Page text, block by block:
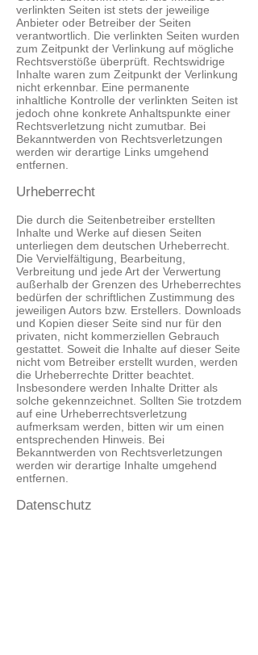
verlinkten Seiten ist stets der jeweilige
Anbieter oder Betreiber der Seiten
verantwortlich. Die verlinkten Seiten wurden
zum Zeitpunkt der Verlinkung auf mögliche
Rechtsverstöße überprüft. Rechtswidrige
Inhalte waren zum Zeitpunkt der Verlinkung
nicht erkennbar. Eine permanente
inhaltliche Kontrolle der verlinkten Seiten ist
jedoch ohne konkrete Anhaltspunkte einer
Rechtsverletzung nicht zumutbar. Bei
Bekanntwerden von Rechtsverletzungen
werden wir derartige Links umgehend
entfernen.
Urheberrecht
Die durch die Seitenbetreiber erstellten
Inhalte und Werke auf diesen Seiten
unterliegen dem deutschen Urheberrecht.
Die Vervielfältigung, Bearbeitung,
Verbreitung und jede Art der Verwertung
außerhalb der Grenzen des Urheberrechtes
bedürfen der schriftlichen Zustimmung des
jeweiligen Autors bzw. Erstellers. Downloads
und Kopien dieser Seite sind nur für den
privaten, nicht kommerziellen Gebrauch
gestattet. Soweit die Inhalte auf dieser Seite
nicht vom Betreiber erstellt wurden, werden
die Urheberrechte Dritter beachtet.
Insbesondere werden Inhalte Dritter als
solche gekennzeichnet. Sollten Sie trotzdem
auf eine Urheberrechtsverletzung
aufmerksam werden, bitten wir um einen
entsprechenden Hinweis. Bei
Bekanntwerden von Rechtsverletzungen
werden wir derartige Inhalte umgehend
entfernen.
Datenschutz